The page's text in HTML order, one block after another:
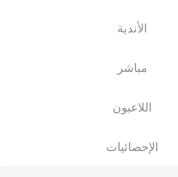
الأندية
مباشر
اللاعبون
الإحصائيات
20.04.1999